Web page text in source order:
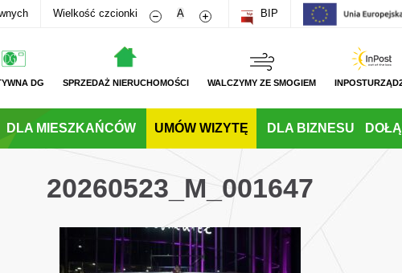
Wielkość czcionki Zmniejsz rozmiar czcionki
A Zwiększ rozmiar czcionki
BIP
DG SPRZEDAŻ NIERUCHOMOŚCI WALCZYMY ZE SMOGIEM
DLA MIESZKAŃCÓW UMÓW WIZYTĘ DLA BIZNESU
20260523_M_001647